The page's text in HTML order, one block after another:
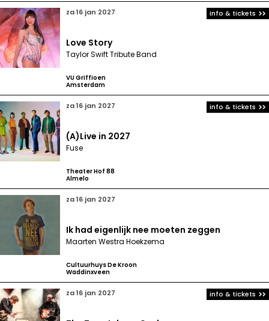
za 16 jan 2027
Love Story
Taylor Swift Tribute Band
VU Griffioen
Amsterdam
info & tickets
za 16 jan 2027
(A)Live in 2027
Fuse
Theater Hof 88
Almelo
info & tickets
za 16 jan 2027
Ik had eigenlijk nee moeten zeggen
Maarten Westra Hoekzema
Cultuurhuys De Kroon
Waddinxveen
za 16 jan 2027 info & tickets